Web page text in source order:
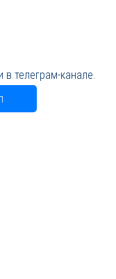
телеграм-канале.